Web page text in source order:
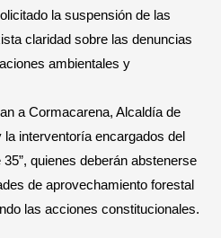
la suspensión de las
claridad sobre las denuncias
ambientales y
a Cormacarena, Alcaldía de
interventoría encargados del
quienes deberán abstenerse
de aprovechamiento forestal
las acciones constitucionales.